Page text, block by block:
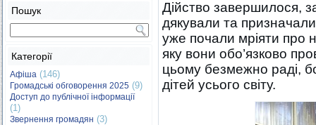
Пошук
Категорії
Афіша (146)
Громадські обговорення 2025 (9)
Доступ до публічної інформації
(1)
Звернення громадян (3)
Дійство завершилося,
дякували та
уже почали мріяти про
яку вони обо’язково
цьому безмежно раді,
дітей усього світу.